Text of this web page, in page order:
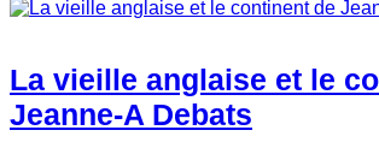
La vieille anglaise et le
Jeanne-A Debats